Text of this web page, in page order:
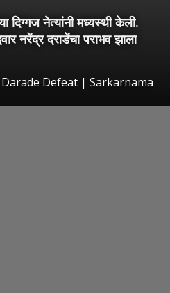
दिग्गज नेत्यांनी मध्यस्थी केली.
नरेंद्र दराडेंचा पराभव झाला
Defeat | Sarkarnama